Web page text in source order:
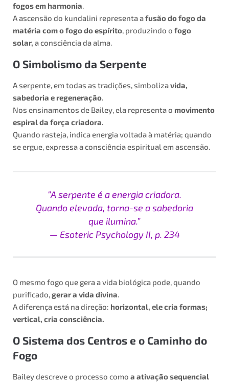
fogos em harmonia.
A ascensão do kundalini representa afusão do fogo da
matéria com o fogo do espírito, produzindo o fogo
solar, a consciência da alma.
O Simbolismo da Serpente
A serpente, em todas as tradições, simbolizavida,
sabedoria e regeneração.
Nos ensinamentos de Bailey, ela representa o movimento
espiral da força criadora.
Quando rasteja, indica energia voltada à matéria; quando
se ergue, expressa a consciência espiritual em ascensão.
“A serpente é a energia criadora.
Quando elevada, torna-se a sabedoria
que ilumina.”
— Esoteric Psychology II, p. 234
O mesmo fogo que gera a vida biológica pode, quando
purificado,gerar a vida divina.
A diferença está na direção: horizontal, ele cria formas;
vertical, cria consciência.
O Sistema dos Centros e o Caminho do
Fogo
Bailey descreve o processo como a ativação sequencial